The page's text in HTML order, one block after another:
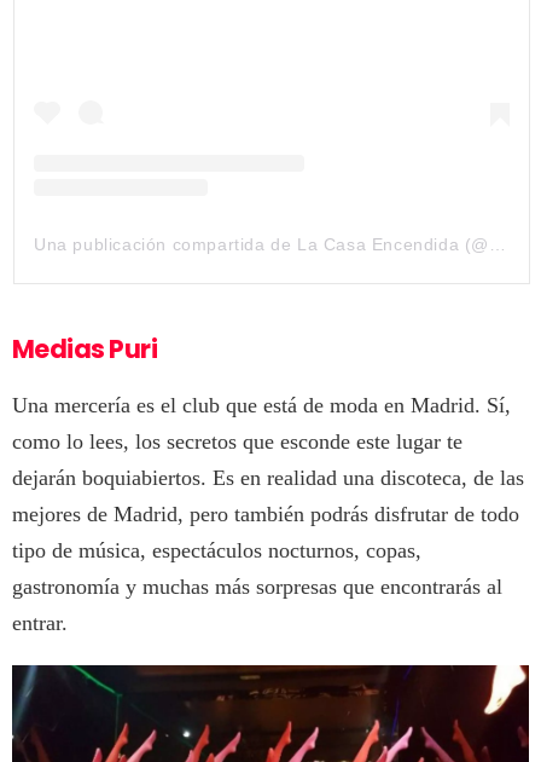
Medias Puri
Una mercería es el club que está de moda en Madrid. Sí,
como lo lees, los secretos que esconde este lugar te
dejarán boquiabiertos. Es en realidad una discoteca, de las
mejores de Madrid, pero también podrás disfrutar de todo
tipo de música, espectáculos nocturnos, copas,
gastronomía y muchas más sorpresas que encontrarás al
entrar.